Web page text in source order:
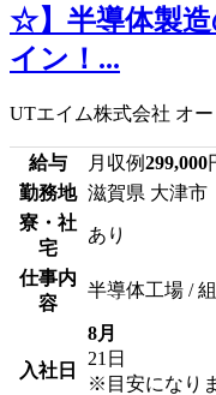
☆】半導体製造
イン！...
UTエイム株式会社 オ
給与 月収例299,000
勤務地 滋賀県 大津市
寮・社
宅
あり
仕事内
容
半導体工場 /
入社日
8月
21日
※目安になり